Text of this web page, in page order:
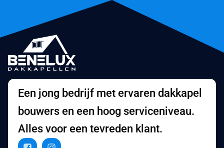
Een jong bedrijf met ervaren dakkapel
bouwers en een hoog serviceniveau.
Alles voor een tevreden klant.